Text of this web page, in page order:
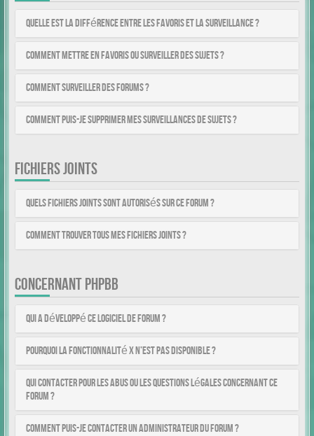
Quelle est la différence entre les favoris et la surveillance ?
Comment mettre en favoris ou surveiller des sujets ?
Comment surveiller des forums ?
Comment puis-je supprimer mes surveillances de sujets ?
FICHIERS JOINTS
Quels fichiers joints sont autorisés sur ce forum ?
Comment trouver tous mes fichiers joints ?
CONCERNANT PHPBB
Qui a développé ce logiciel de forum ?
Pourquoi la fonctionnalité X n’est pas disponible ?
Qui contacter pour les abus ou les questions légales concernant ce
forum ?
Comment puis-je contacter un administrateur du forum ?